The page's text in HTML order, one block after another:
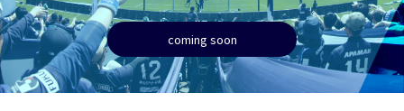
coming soon